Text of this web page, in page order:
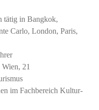
tätig in Bangkok,
Carlo, London, Paris,
21
im Fachbereich Kultur-